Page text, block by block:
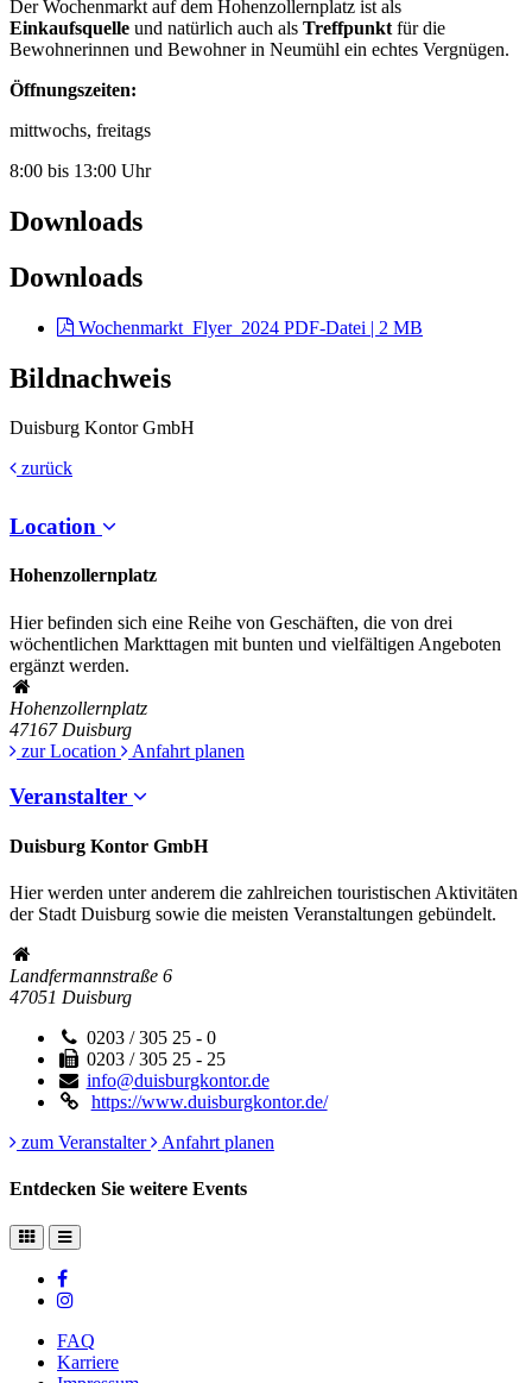
Der Wochenmarkt auf dem Hohenzollernplatz ist als
Einkaufsquelle und natürlich auch als Treffpunkt für die
Bewohnerinnen und Bewohner in Neumühl ein echtes Vergnügen.
Öffnungszeiten:
mittwochs, freitags
8:00 bis 13:00 Uhr
Downloads
Downloads
Wochenmarkt_Flyer_2024 PDF-Datei | 2 MB
Bildnachweis
Duisburg Kontor GmbH
zurück
Location
Hohenzollernplatz
Hier befinden sich eine Reihe von Geschäften, die von drei
wöchentlichen Markttagen mit bunten und vielfältigen Angeboten
ergänzt werden.
Hohenzollernplatz
47167 Duisburg
zur Location
Anfahrt planen
Veranstalter
Duisburg Kontor GmbH
Hier werden unter anderem die zahlreichen touristischen Aktivitäten
der Stadt Duisburg sowie die meisten Veranstaltungen gebündelt.
Landfermannstraße 6
47051 Duisburg
0203 / 305 25 - 0
0203 / 305 25 - 25
info@duisburgkontor.de
https://www.duisburgkontor.de/
zum Veranstalter
Anfahrt planen
Entdecken Sie weitere Events
FAQ
Karriere